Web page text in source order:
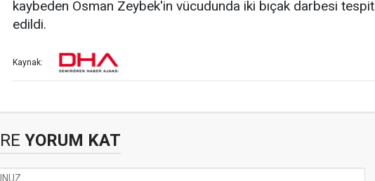
kaybeden Osman Zeybek'in vücudunda iki bıçak darbesi tespit
edildi.
Kaynak:
YORUM KAT